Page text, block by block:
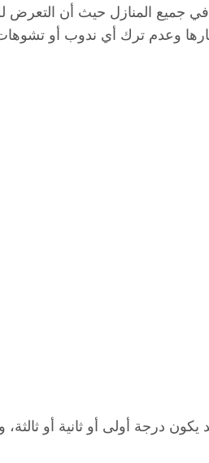
جميع المنازل حيث أن
وعدم ترك أي ندوب أو
درجة أولى أو ثانية أو